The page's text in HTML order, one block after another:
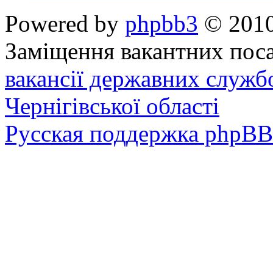
Powered by phpbb3 ©
Заміщення вакантних
вакансії державних
Чернігівської області
Русская поддержка phpBB